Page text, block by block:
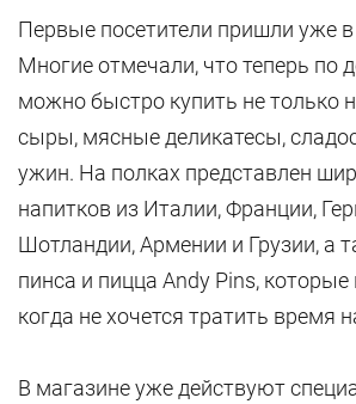
Первые посетители пришли уже
Многие отмечали, что теперь по
можно быстро купить не только
сыры, мясные деликатесы,
ужин. На полках представлен
напитков из Италии, Франции,
Шотландии, Армении и Грузии, а
пинса и пицца Andy Pins,
когда не хочется тратить время
В магазине уже действуют